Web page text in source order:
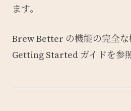
ます。
Brew Better の機能の完全な
Getting Started ガイドを参